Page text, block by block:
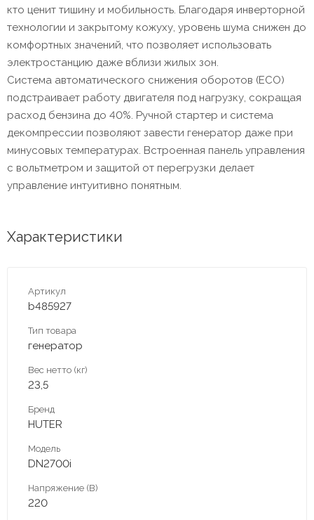
кто ценит тишину и мобильность. Благодаря инверторной
технологии и закрытому кожуху, уровень шума снижен до
комфортных значений, что позволяет использовать
электростанцию даже вблизи жилых зон.
Система автоматического снижения оборотов (ECO)
подстраивает работу двигателя под нагрузку, сокращая
расход бензина до 40%. Ручной стартер и система
декомпрессии позволяют завести генератор даже при
минусовых температурах. Встроенная панель управления
с вольтметром и защитой от перегрузки делает
управление интуитивно понятным.
Характеристики
Артикул
b485927
Тип товара
генератор
Вес нетто (кг)
23,5
Бренд
HUTER
Модель
DN2700i
Напряжение (В)
220